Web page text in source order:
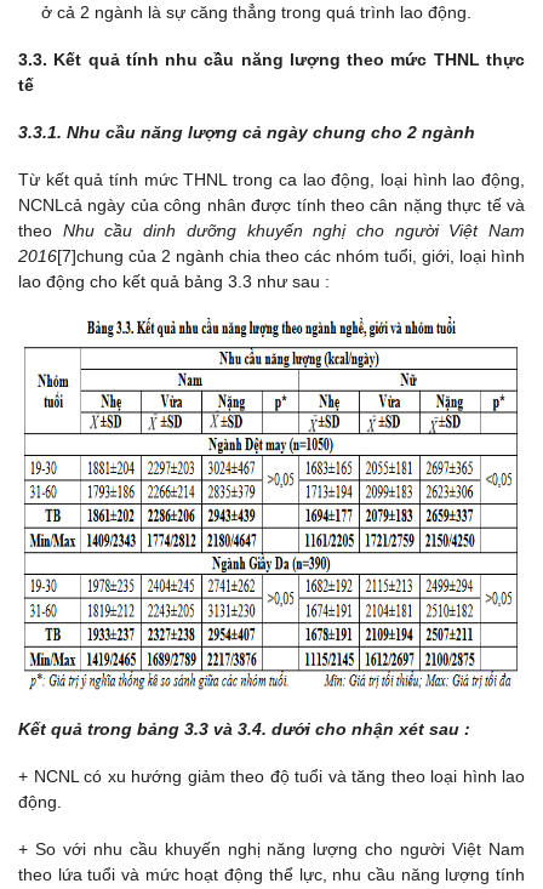
ở cả 2 ngành là sự căng thẳng trong quá trình lao động.
3.3. Kết quả tính nhu cầu năng lượng theo mức THNL thực
tế
3.3.1. Nhu cầu năng lượng cả ngày chung cho 2 ngành
Từ kết quả tính mức THNL trong ca lao động, loại hình lao động,
NCNLcả ngày của công nhân được tính theo cân nặng thực tế và
theo Nhu cầu dinh dưỡng khuyến nghị cho người Việt Nam
2016[7]chung của 2 ngành chia theo các nhóm tuổi, giới, loại hình
lao động cho kết quả bảng 3.3 như sau :
Kết quả trong bảng 3.3 và 3.4. dưới cho nhận xét sau :
+ NCNL có xu hướng giảm theo độ tuổi và tăng theo loại hình lao
động.
+ So với nhu cầu khuyến nghị năng lượng cho người Việt Nam
theo lứa tuổi và mức hoạt động thể lực, nhu cầu năng lượng tính